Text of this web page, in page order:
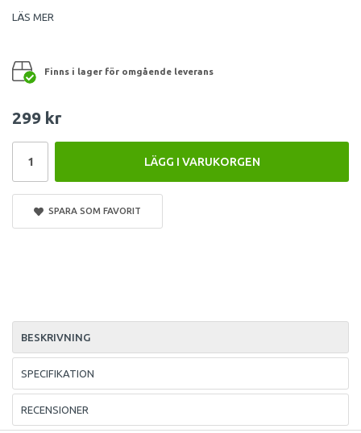
LÄS MER
Finns i lager för omgående leverans
299 kr
LÄGG I VARUKORGEN
SPARA SOM FAVORIT
BESKRIVNING
SPECIFIKATION
RECENSIONER